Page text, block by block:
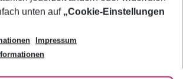
ändern
unten auf „Cookie-Einstellungen
Impressum